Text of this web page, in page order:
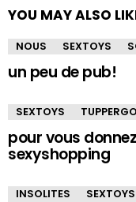
YOU MAY ALSO
NOUS SEXTOYS
un peu de pub!
SEXTOYS
pour vous
sexyshopping
INSOLITES SEXTOYS